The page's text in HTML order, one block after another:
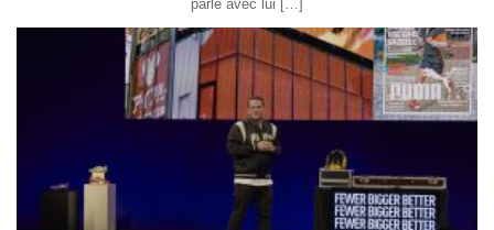
parle avec lui […]